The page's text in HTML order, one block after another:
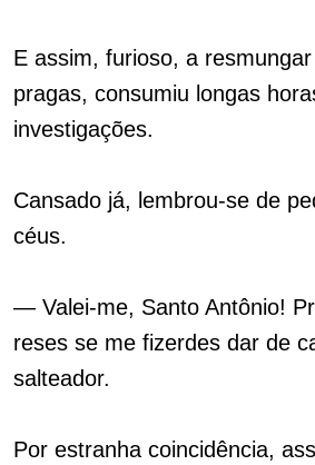
E assim, furioso, a
pragas, consumiu longas
investigações.
Cansado já, lembrou-se de
céus.
— Valei-me, Santo Antônio!
reses se me fizerdes dar de
salteador.
Por estranha coincidência,